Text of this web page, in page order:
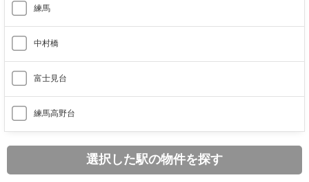
練馬
中村橋
富士見台
練馬高野台
選択した駅の物件を探す